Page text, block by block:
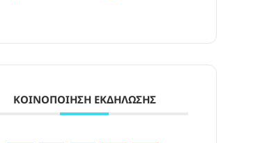
ΚΟΙΝΟΠΟΊΗΣΗ ΕΚΔΉΛΩΣΗΣ